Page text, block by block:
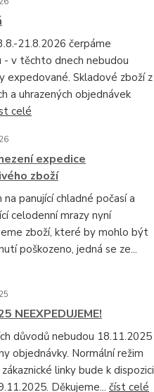
21.8.2026 čerpáme
- v těchto dnech nebudou
expedované. Skladové zboží z
a uhrazených objednávek
celé
expedice
zboží
panující chladné počasí a
celodenní mrazy nyní
zboží, které by mohlo být
poškozeno, jedná se ze...
NEEXPEDUJEME!
důvodů nebudou 18.11.2025
objednávky. Normální režim
linky bude k dispozici
Děkujeme... číst celé